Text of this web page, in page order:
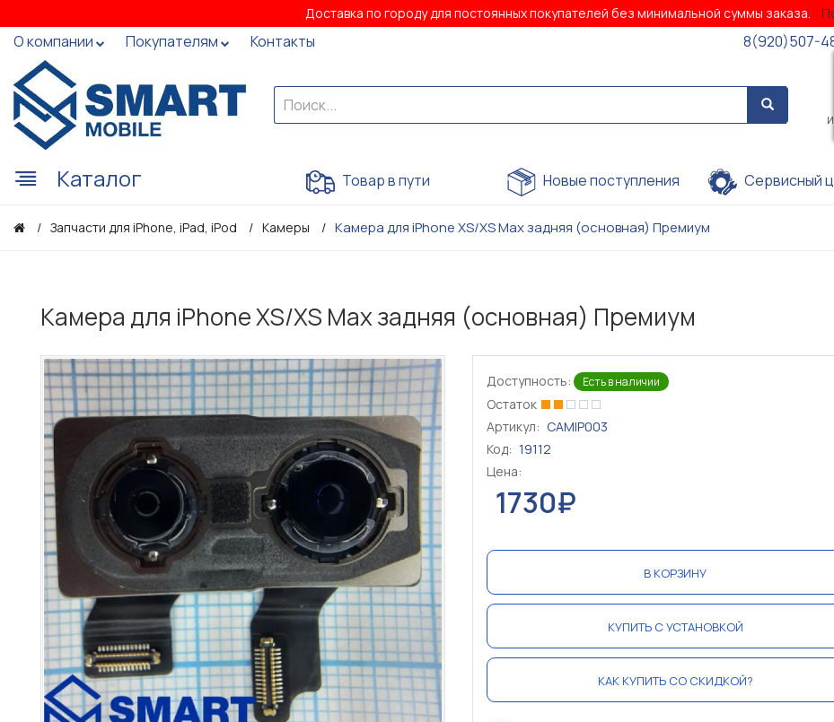
Доставка по городу для постоянных покупателей без минимальной суммы заказа.
О компании Покупателям Контакты 8(920)507-
Каталог Товар в пути Новые поступления Сервисный
Запчасти для iPhone, iPad, iPod Камеры Камера для iPhone XS/XS Max задняя (основная) Премиум
Камера для iPhone XS/XS Max задняя (основная) Премиум
Доступность: Есть в наличии
Остаток
Артикул: CAMIP003
Код: 19112
Цена:
1730₽
В КОРЗИНУ
КУПИТЬ С УСТАНОВКОЙ
КАК КУПИТЬ СО СКИДКОЙ?